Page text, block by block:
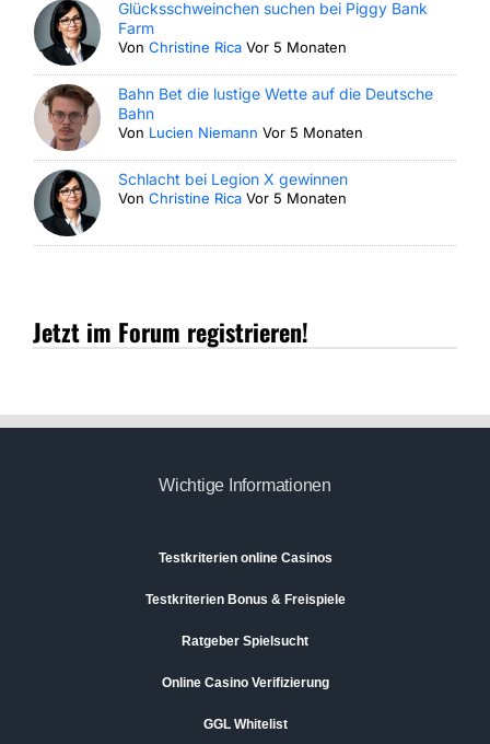
Glücksschweinchen suchen bei Piggy Bank
Farm
VonChristine Rica Vor 5 Monaten
Bahn Bet die lustige Wette auf die Deutsche
Bahn
Von Lucien Niemann Vor 5 Monaten
Schlacht bei Legion X gewinnen
VonChristine Rica Vor 5 Monaten
Jetzt im Forum registrieren!
Wichtige Informationen
Testkriterien online Casinos
Testkriterien Bonus & Freispiele
Ratgeber Spielsucht
Online Casino Verifizierung
GGL Whitelist